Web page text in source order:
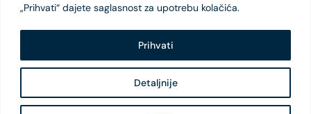
„Prihvati“ dajete saglasnost za upotrebu kolačića.
Detaljnije
Prihvati